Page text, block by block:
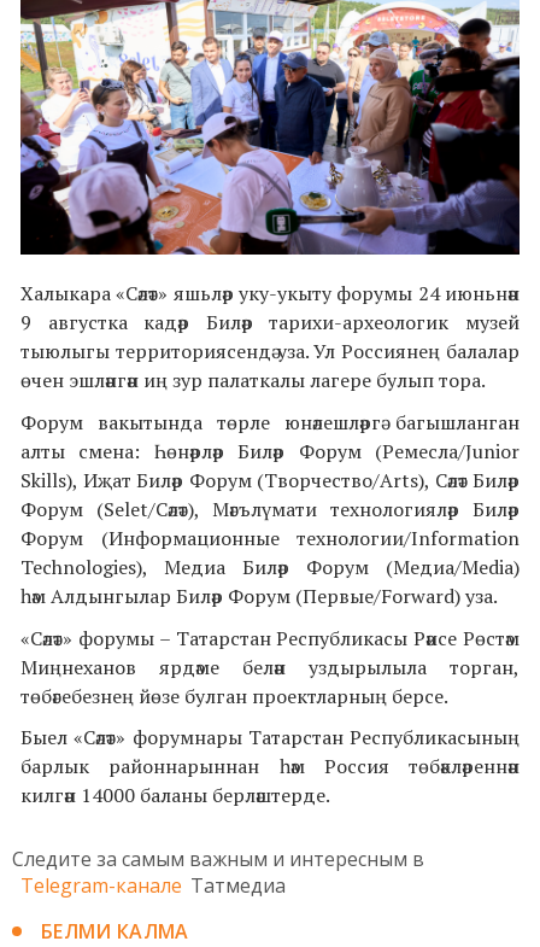
Халыкара «Сәләт» яшьләр уку-укыту форумы 24 июньнән
9 августка кадәр Биләр тарихи-археологик музей
тыюлыгы территориясендә уза. Ул Россиянең балалар
өчен эшләнгән иң зур палаткалы лагере булып тора.
Форум вакытында төрле юнәлешләргә багышланган
алты смена: Һөнәрләр Биләр Форум (Ремесла/Junior
Skills), Иҗат Биләр Форум (Творчество/Arts), Сәләт Биләр
Форум (Selet/Сәләт), Мәгълүмати технологияләр Биләр
Форум (Информационные технологии/Information
Technologies), Медиа Биләр Форум (Медиа/Media)
һәмАлдынгылар Биләр Форум (Первые/Forward) уза.
«Сәләт» форумы – Татарстан Республикасы Рәисе Рөстәм
Миңнеханов ярдәме белән уздырылыла торган,
төбәгебезнең йөзе булган проектларның берсе.
Быел «Сәләт» форумнары Татарстан Республикасының
барлык районнарыннан һәм Россия төбәкләреннән
килгән 14000 баланы берләштерде.
Следите за самым важным и интересным в
Telegram-канале Татмедиа
БЕЛМИ КАЛМА